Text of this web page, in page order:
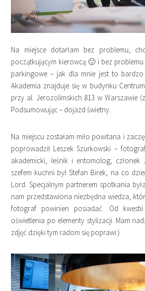
Na miejsce dotarłam bez problemu,
początkującym kierowcą 🙂 i bez problemu
parkingowe – jak dla mnie jest to bardzo
Akademia znajduje się w budynku
przy al. Jerozolimskich 813 w Warszawie
Podsumowując – dojazd świetny.
Na miejscu zostałam miło powitana i
poprowadził Leszek Szurkowski –
akademicki, leśnik i entomolog; członek
szefem kuchni był Stefan Birek, na co
Lord. Specjalnym partnerem spotkania
nam przedstawiona niezbędna wiedza,
fotograf powinien posiadać. Od kwestii
oświetlenia po elementy stylizacji. Mam
zdjęć dzięki tym radom się poprawi:)